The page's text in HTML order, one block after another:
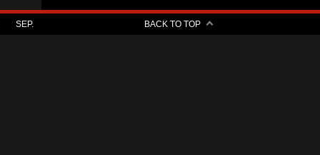
SEP. BACK TO TOP